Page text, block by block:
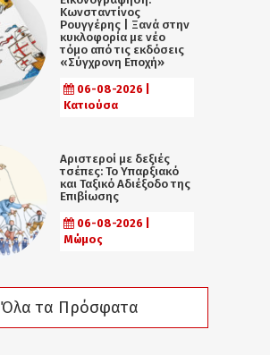
Κωνσταντίνος
Ρουγγέρης | Ξανά στην
κυκλοφορία με νέο
τόμο από τις εκδόσεις
«Σύγχρονη Εποχή»
06-08-2026 |
Κατιούσα
Αριστεροί με δεξιές
τσέπες: Το Υπαρξιακό
και Ταξικό Αδιέξοδο της
Επιβίωσης
06-08-2026 |
Μώμος
Όλα τα Πρόσφατα